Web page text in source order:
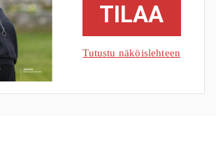
TILAA
Tutustu näköislehteen